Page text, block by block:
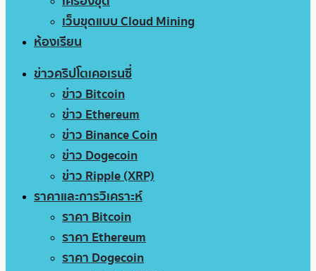
เว็บขุดแบบ Cloud Mining
ห้องเรียน
ข่าวคริปโตเคอเรนซี่
ข่าว Bitcoin
ข่าว Ethereum
ข่าว Binance Coin
ข่าว Dogecoin
ข่าว Ripple (XRP)
ราคาและการวิเคราะห์
ราคา Bitcoin
ราคา Ethereum
ราคา Dogecoin